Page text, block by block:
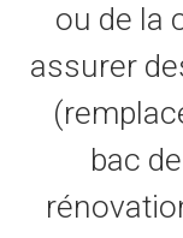
ou de la
assurer
bac